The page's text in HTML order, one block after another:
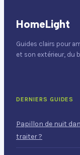
HomeLight
Guides clairs pour
et son extérieur, du
DERNIERS GUIDES
Papillon de nuit
traiter ?